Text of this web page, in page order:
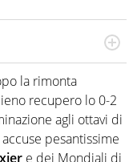
per vivere ogni evento
smisurata per il
è una cosa
la rimonta
recupero lo 0-2
agli ottavi di
pesantissime
e dei Mondiali di